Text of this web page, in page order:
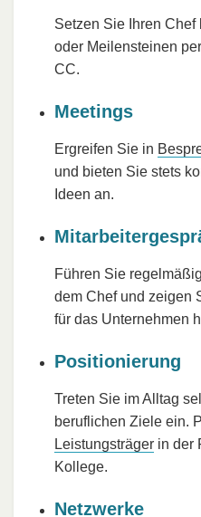
Setzen Sie Ihren
oder Meilensteinen
CC.
Meetings
Ergreifen Sie in
und bieten Sie stets
Ideen an.
Führen Sie
dem Chef und zeigen
für das Unternehmen
Positionierung
Treten Sie im Alltag
beruflichen Ziele ein.
Leistungsträger in der
Kollege.
Netzwerke